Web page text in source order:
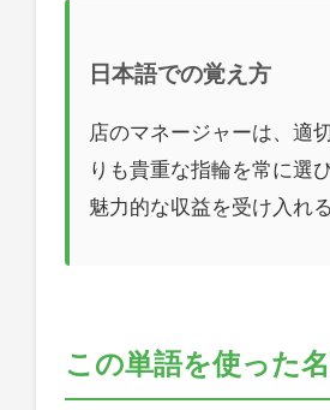
日本語での覚え方
店のマネージャーは、適
りも貴重な指輪を常に選
魅力的な収益を受け入れる
この単語を使った